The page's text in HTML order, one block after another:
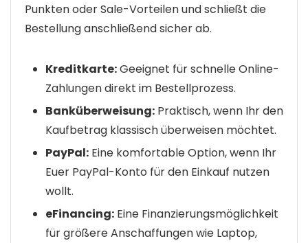
Punkten oder Sale-Vorteilen und schließt die
Bestellung anschließend sicher ab.
Kreditkarte:Geeignet für schnelle Online-
Zahlungen direkt im Bestellprozess.
Banküberweisung: Praktisch, wenn Ihr den
Kaufbetrag klassisch überweisen möchtet.
PayPal: Eine komfortable Option, wenn Ihr
Euer PayPal-Konto für den Einkauf nutzen
wollt.
eFinancing: Eine Finanzierungsmöglichkeit
für größere Anschaffungen wie Laptop,